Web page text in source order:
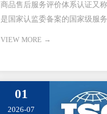
商品售后服务评价体系认证又称
是国家认监委备案的国家级服
VIEW MORE →
01
2026-07